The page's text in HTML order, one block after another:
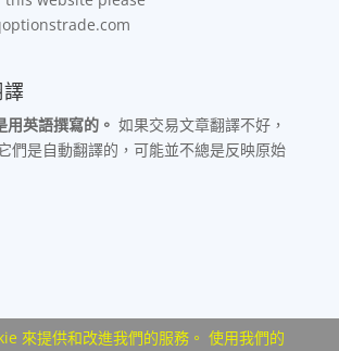
英語撰寫的。 如果交易文章翻譯不好，
們是自動翻譯的，可能並不總是反映原始
來提供和改進我們的服務。 使用我們的